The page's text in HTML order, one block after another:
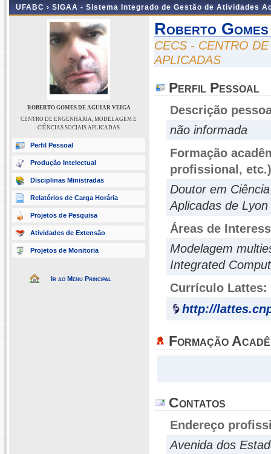
UFABC › SIGAA - Sistema Integrado de Gestão de Atividades
ROBERTO GOMES DE AGUIAR VEIGA
CENTRO DE ENGENHARIA, MODELAGEM E
CIÊNCIAS SOCIAIS APLICADAS
Perfil Pessoal
Produção Intelectual
Disciplinas Ministradas
Relatórios de Carga Horária
Projetos de Pesquisa
Atividades de Extensão
Projetos de Monitoria
Ir ao Menu Principal
Roberto
CECS - CENTRO
APLICADAS
Perfil Pessoal
Descrição
não informada
Formação
profissional, etc.)
Doutor em
Aplicadas de
Áreas de
Modelagem
Integrated
Currículo Lattes:
http://
Formação
Contatos
Endereço
Avenida dos